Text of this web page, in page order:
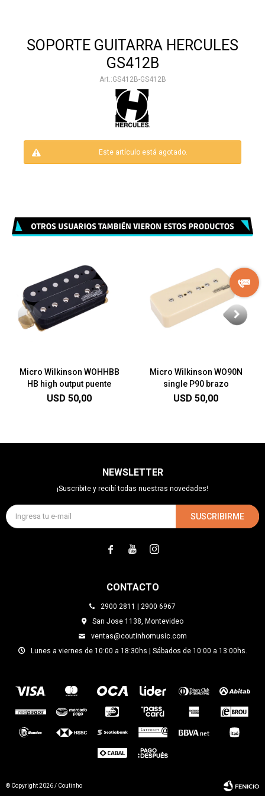
SOPORTE GUITARRA HERCULES
GS412B
GS412B-GS412B
Este artículo está agotado.
Micro Wilkinson WOHHBB
HB high output puente
USD 50,00
Micro Wilkinson WO90N
single P90 brazo
USD 50,00
CONTACTO
2900 2811 | 2900 6967
San Jose 1138, Montevideo
ventas@coutinhomusic.com
Lunes a viernes de 10:00 a 18:30hs | Sábados de 10:00 a 13:00hs.
NEWSLETTER
¡Suscribite y recibí todas nuestras novedades!
SUSCRIBIRME
  
© Copyright 2026 / Coutinho